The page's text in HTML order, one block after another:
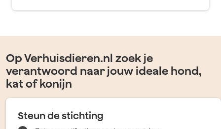
Op Verhuisdieren.nl zoek je
verantwoord naar jouw ideale hond,
kat of konijn
Steun de stichting